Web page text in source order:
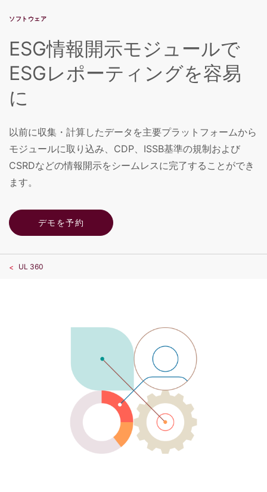
ソフトウェア
ESG情報開示モジュールで
ESGレポーティングを容易
に
以前に収集・計算したデータを主要プラットフォームから
モジュールに取り込み、CDP、ISSB基準の規制および
CSRDなどの情報開示をシームレスに完了することができ
ます。
デモを予約
UL 360